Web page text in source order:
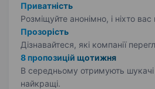
Приватність
Розміщуйте анонімно, і ніхто вас
Прозорість
Дізнавайтеся, які компанії
8 пропозицій щотижня
В середньому отримують
найкращі.